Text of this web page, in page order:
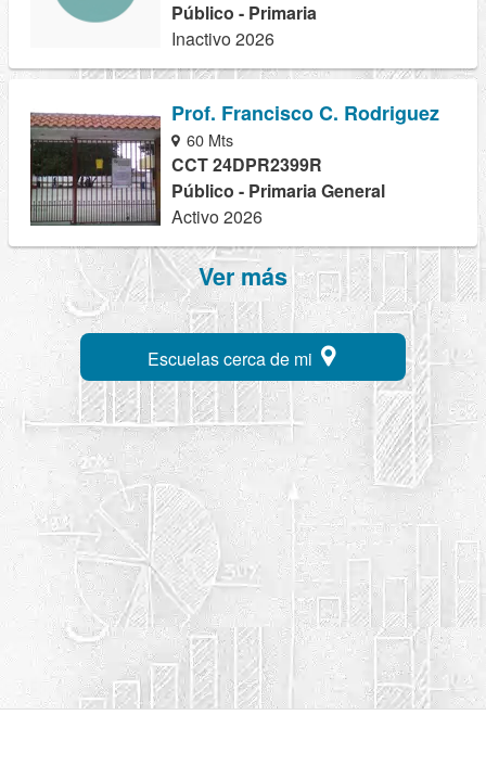
Público - Primaria
Inactivo 2026
Prof. Francisco C. Rodriguez
60 Mts
CCT 24DPR2399R
Público - Primaria General
Activo 2026
Ver más
Escuelas cerca de mi